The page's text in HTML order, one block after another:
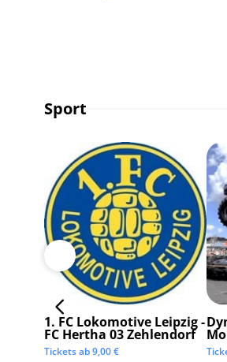
Sport
1. FC Lokomotive Leipzig -
FC Hertha 03 Zehlendorf
Tickets ab9,00€